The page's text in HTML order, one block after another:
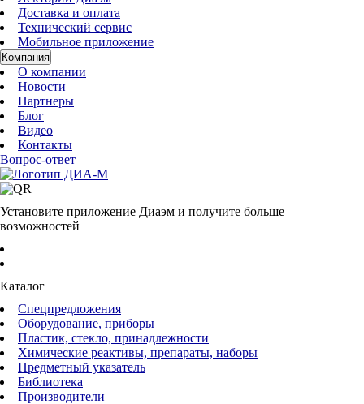
Доставка и оплата
Технический сервис
Мобильное приложение
Компания
О компании
Новости
Партнеры
Блог
Видео
Контакты
Вопрос-ответ
Установите приложение Диаэм и получите больше
возможностей
Каталог
Спецпредложения
Оборудование, приборы
Пластик, стекло, принадлежности
Химические реактивы, препараты, наборы
Предметный указатель
Библиотека
Производители